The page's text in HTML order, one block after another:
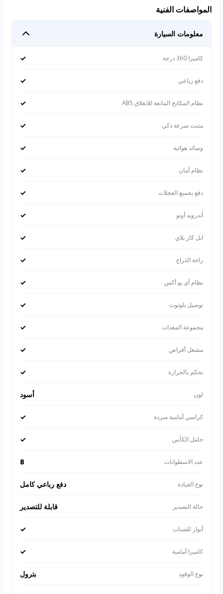
المواصفات الفنية
معلومات السيارة
كاميرا 360 درجة ✓
دفع رباعي ✓
نظام المكابح المانعة للانغلاق ABS ✓
مثبت سرعة ذكي ✓
وسائد هوائية ✓
نظام أمان ✓
دفع بجميع العجلات ✓
أندرويد أوتو ✓
ابل كار بلاي ✓
راحة الذراع ✓
نظام آي يو أكس ✓
توصيل بلوتوث ✓
مجموعة المعدات ✓
مشغل أقراص ✓
تحكم بالحرارة ✓
لون أسود
كراسي أمامية مبردة ✓
حامل الكأس ✓
عدد الاسطوانات 8
نوع القيادة دفع رباعي كامل
حالة التصدير قابلة للتصدير
أنوار للضباب ✓
كاميرا أمامية ✓
نوع الوقود بترول